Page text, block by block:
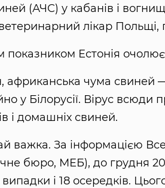
(АЧС) у кабанів і
лікар
показником Естонія
африканська чума
у Білорусії. Вірус
і домашніх свиней.
важка. За інформацією
бюро, МЕБ), до грудня
і 18 осередків.